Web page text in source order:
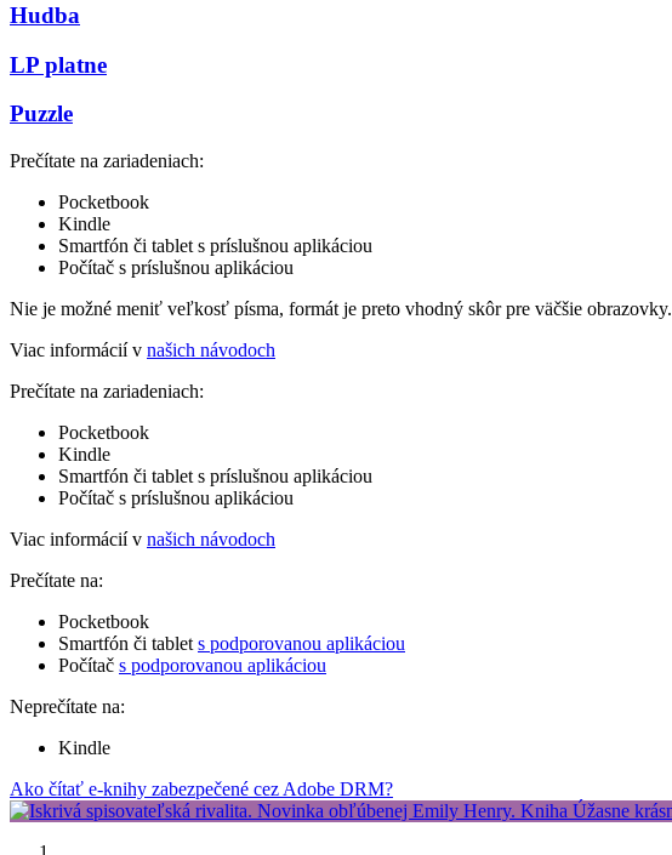
Hudba
LP platne
Puzzle
Prečítate na zariadeniach:
Pocketbook
Kindle
Smartfón či tablet s príslušnou aplikáciou
Počítač s príslušnou aplikáciou
Nie je možné meniť veľkosť písma, formát je preto vhodný skôr pre väčšie obrazovky.
Viac informácií v našich návodoch
Prečítate na zariadeniach:
Pocketbook
Kindle
Smartfón či tablet s príslušnou aplikáciou
Počítač s príslušnou aplikáciou
Viac informácií v našich návodoch
Prečítate na:
Pocketbook
Smartfón či tablet s podporovanou aplikáciou
Počítač s podporovanou aplikáciou
Neprečítate na:
Kindle
Ako čítať e-knihy zabezpečené cez Adobe DRM?